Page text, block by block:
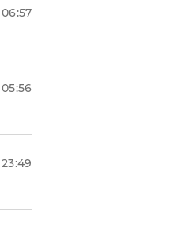
06:57
05:56
23:49